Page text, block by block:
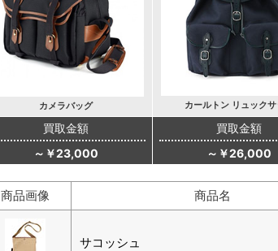
カメラバッグ カールトン リュックサ
買取金額
～￥23,000
買取金額
～￥26,000
商品画像 商品名
サコッシュ